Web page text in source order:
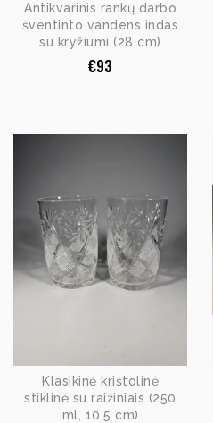
Antikvarinis rankų darbo
šventinto vandens indas
su kryžiumi (28 cm)
€93
Klasikinė krištolinė
stiklinė su raižiniais (250
ml, 10,5 cm)